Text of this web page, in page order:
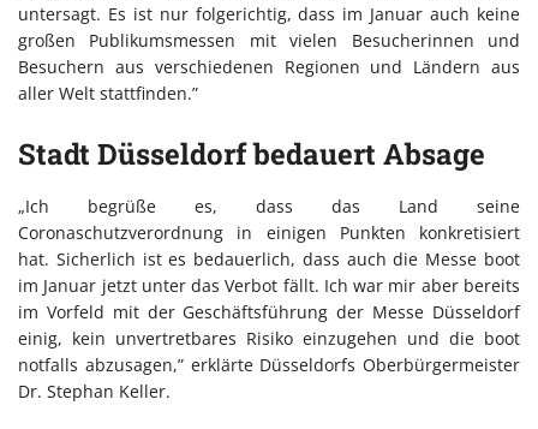
untersagt. Es ist nur folgerichtig, dass im Januar auch keine
großen Publikumsmessen mit vielen Besucherinnen und
Besuchern aus verschiedenen Regionen und Ländern aus
aller Welt stattfinden.”
Stadt Düsseldorf bedauert Absage
„Ich begrüße es, dass das Land seine
Coronaschutzverordnung in einigen Punkten konkretisiert
hat. Sicherlich ist es bedauerlich, dass auch die Messe boot
im Januar jetzt unter das Verbot fällt. Ich war mir aber bereits
im Vorfeld mit der Geschäftsführung der Messe Düsseldorf
einig, kein unvertretbares Risiko einzugehen und die boot
notfalls abzusagen,” erklärte Düsseldorfs Oberbürgermeister
Dr. Stephan Keller.